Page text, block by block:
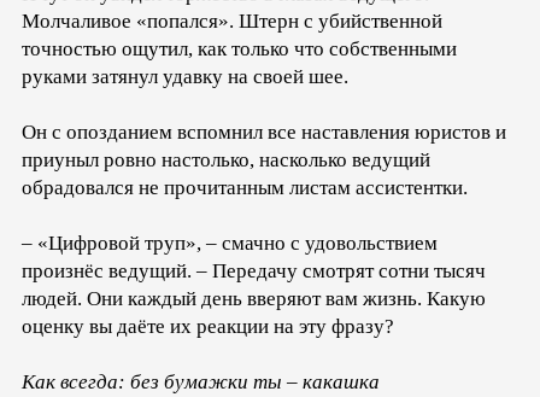
Молчаливое «попался». Штерн с убийственной
точностью ощутил, как только что собственными
руками затянул удавку на своей шее.
Он с опозданием вспомнил все наставления юристов и
приуныл ровно настолько, насколько ведущий
обрадовался не прочитанным листам ассистентки.
– «Цифровой труп», – смачно с удовольствием
произнёс ведущий. – Передачу смотрят сотни тысяч
людей. Они каждый день вверяют вам жизнь. Какую
оценку вы даёте их реакции на эту фразу?
Как всегда: без бумажки ты – какашка